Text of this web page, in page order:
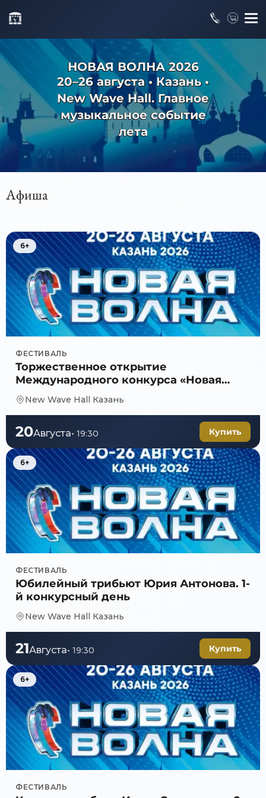
НОВАЯ ВОЛНА 2026
20–26 августа • Казань •
New Wave Hall. Главное
музыкальное событие
лета
Афиша
6+
ФЕСТИВАЛЬ
Торжественное открытие
Международного конкурса «Новая
волна 2026»
New Wave Hall Казань
20Августа• 19:30 Купить
6+
ФЕСТИВАЛЬ
Юбилейный трибьют Юрия Антонова. 1-
й конкурсный день
New Wave Hall Казань
21Августа• 19:30 Купить
6+
ФЕСТИВАЛЬ